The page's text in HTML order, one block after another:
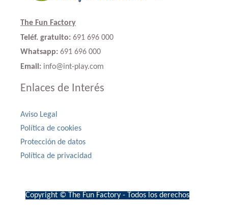
The Fun Factory
Teléf. gratuito: 691 696 000
Whatsapp: 691 696 000
Email: info@int-play.com
Enlaces de Interés
Aviso Legal
Política de cookies
Protección de datos
Política de privacidad
Copyright © The Fun Factory - Todos los derechos